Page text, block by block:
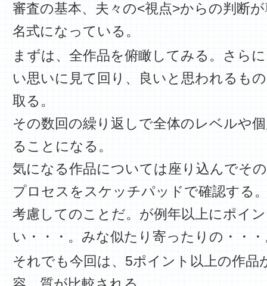
審査の基本、夫々の<視点>からの判断
名式になっている。
まずは、全作品を俯瞰してみる。さら
い思いに見て回り、良いと思われるも
取る。
その数回の繰り返しで全体のレベルや
ることになる。
気になる作品については座り込んでそ
プロセスをスケッチパッドで確認する
考慮してのことだ。が例年以上にポイ
い・・・。みな似たり寄ったりの・・
それでも今回は、5ポイント以上の作品